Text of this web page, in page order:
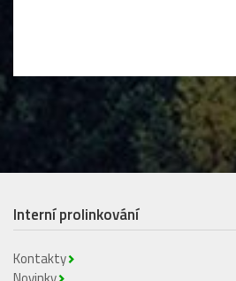
Interní prolinkování
Kontakty